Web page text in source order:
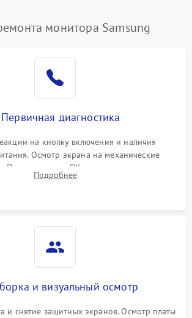
монитора Samsung
диагностика
на кнопку включения и наличия
Осмотр экрана на механические
Подключение к ПК для оценки вывода
подсветки и выявления артефактов на
Подробнее
и визуальный осмотр
и снятие защитных экранов. Осмотр платы